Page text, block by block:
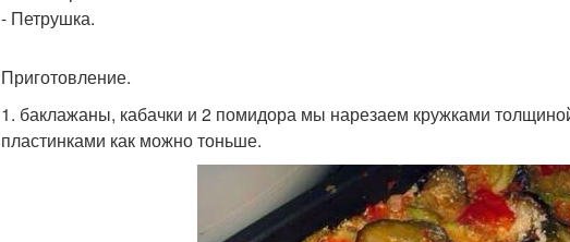
- Петрушка.
Приготовление.
1. баклажаны, кабачки и 2 помидора мы нарезаем кружками
пластинками как можно тоньше.